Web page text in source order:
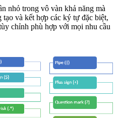
nhỏ trong vô vàn khả năng mà
tạo và kết hợp các ký tự đặc biệt,
chỉnh phù hợp với mọi nhu cầu